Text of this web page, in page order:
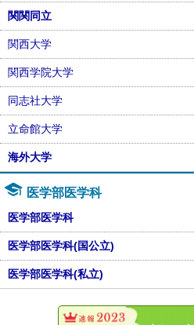
関関同立
関西大学
関西学院大学
同志社大学
立命館大学
海外大学
医学部医学科
医学部医学科
医学部医学科(国公立)
医学部医学科(私立)